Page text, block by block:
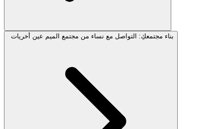
بناء مجتمعكِ: التواصل مع نساء من مجتمع الميم عين أخريات